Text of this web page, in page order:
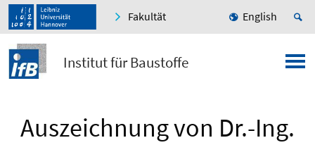
Fakultät English
Institut für Baustoffe
Auszeichnung von Dr.-Ing.